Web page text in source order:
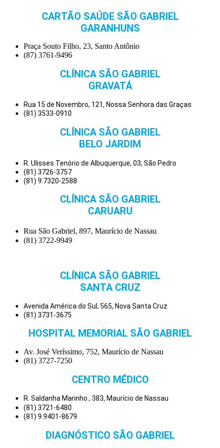
CARTÃO SAÚDE SÃO GABRIEL
GARANHUNS
Praça Souto Filho, 23, Santo Antônio
(87) 3761-9496
CLÍNICA SÃO GABRIEL
GRAVATÁ
Rua 15 de Novembro, 121, Nossa Senhora das Graças
(81) 3533-0910
CLÍNICA SÃO GABRIEL
BELO JARDIM
R. Ulisses Tenório de Albuquerque, 03, São Pedro
(81) 3726-3757
(81) 9.7320-2588
CLÍNICA SÃO GABRIEL
CARUARU
Rua São Gabriel, 897, Maurício de Nassau
(81) 3722-9949
CLÍNICA SÃO GABRIEL
SANTA CRUZ
Avenida América do Sul, 565, Nova Santa Cruz
(81) 3731-3675
HOSPITAL MEMORIAL SÃO GABRIEL
Av. José Veríssimo, 752, Maurício de Nassau
(81) 3727-7250
CENTRO MÉDICO
R. Saldanha Marinho , 383, Maurício de Nassau
(81) 3721-6480
(81) 9.9401-8679
DIAGNÓSTICO SÃO GABRIEL